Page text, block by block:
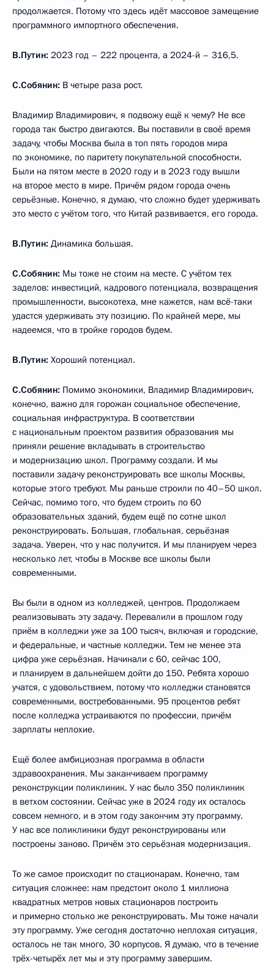
продолжается. Потому что здесь идёт массовое замещение
программного импортного обеспечения.
В.Путин: 2023 год – 222 процента, а 2024-й – 316,5.
С.Собянин: В четыре раза рост.
Владимир Владимирович, я подвожу ещё к чему? Не все
города так быстро двигаются. Вы поставили в своё время
задачу, чтобы Москва была в топ пять городов мира
по экономике, по паритету покупательной способности.
Были на пятом месте в 2020 году и в 2023 году вышли
на второе место в мире. Причём рядом города очень
серьёзные. Конечно, я думаю, что сложно будет удерживать
это место с учётом того, что Китай развивается, его города.
В.Путин: Динамика большая.
С.Собянин: Мы тоже не стоим на месте. С учётом тех
заделов: инвестиций, кадрового потенциала, возвращения
промышленности, высокотеха, мне кажется, нам всё-таки
удастся удерживать эту позицию. По крайней мере, мы
надеемся, что в тройке городов будем.
В.Путин: Хороший потенциал.
С.Собянин: Помимо экономики, Владимир Владимирович,
конечно, важно для горожан социальное обеспечение,
социальная инфраструктура. В соответствии
с национальным проектом развития образования мы
приняли решение вкладывать в строительство
и модернизацию школ. Программу создали. И мы
поставили задачу реконструировать все школы Москвы,
которые этого требуют. Мы раньше строили по 40–50 школ.
Сейчас, помимо того, что будем строить по 60
образовательных зданий, будем ещё по сотне школ
реконструировать. Большая, глобальная, серьёзная
задача. Уверен, что у нас получится. И мы планируем через
несколько лет, чтобы в Москве все школы были
современными.
Вы были в одном из колледжей, центров. Продолжаем
реализовывать эту задачу. Перевалили в прошлом году
приём в колледжи уже за 100 тысяч, включая и городские,
и федеральные, и частные колледжи. Тем не менее эта
цифра уже серьёзная. Начинали с 60, сейчас 100,
и планируем в дальнейшем дойти до 150. Ребята хорошо
учатся, с удовольствием, потому что колледжи становятся
современными, востребованными. 95 процентов ребят
после колледжа устраиваются по профессии, причём
зарплаты неплохие.
Ещё более амбициозная программа в области
здравоохранения. Мы заканчиваем программу
реконструкции поликлиник. У нас было 350 поликлиник
в ветхом состоянии. Сейчас уже в 2024 году их осталось
совсем немного, и в этом году закончим эту программу.
У нас все поликлиники будут реконструированы или
построены заново. Причём это серьёзная модернизация.
То же самое происходит по стационарам. Конечно, там
ситуация сложнее: нам предстоит около 1 миллиона
квадратных метров новых стационаров построить
и примерно столько же реконструировать. Мы тоже начали
эту программу. Уже сегодня достаточно неплохая ситуация,
осталось не так много, 30 корпусов. Я думаю, что в течение
трёх-четырёх лет мы и эту программу завершим.